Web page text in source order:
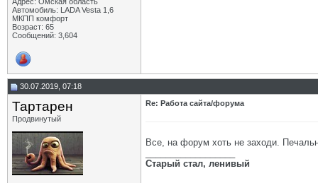
Автомобиль: LADA Vesta 1,6
МКПП комфорт
Возраст: 65
Сообщений: 3,604
30.07.2019, 07:18
Тартарен
Продвинутый
Re: Работа сайта/форума
Все, на форум хоть не заходи.
Старый стал, ленивый